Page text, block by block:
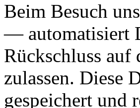
Beim Besuch
— automatisiert
Rückschluss
zulassen. Diese
gespeichert und